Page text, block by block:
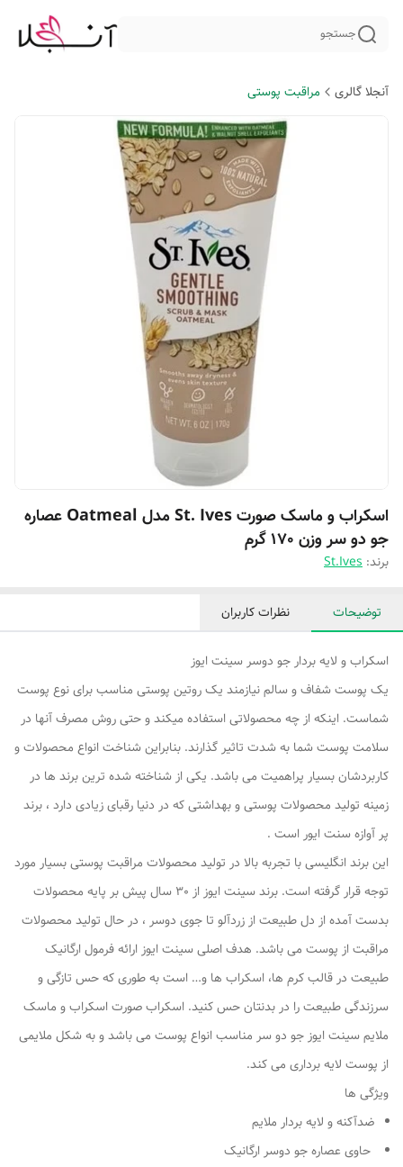
جستجو
آنجلا گالری مراقبت پوستی
اسکراب و ماسک صورت St. Ives مدل Oatmeal عصاره
جو دو سر وزن 170 گرم
برند: St.Ives
توضیحات نظرات کاربران
اسکراب و لایه بردار جو دوسر سینت ایوز
یک پوست شفاف و سالم نیازمند یک روتین پوستی مناسب برای نوع پوست
شماست. اینکه از چه محصولاتی استفاده میکند و حتی روش مصرف آنها در
سلامت پوست شما به شدت تاثیر گذارند. بنابراین شناخت انواع محصولات و
کاربردشان بسیار پراهمیت می باشد. یکی از شناخته شده ترین برند ها در
زمینه تولید محصولات پوستی و بهداشتی که در دنیا رقبای زیادی دارد ، برند
پر آوازه سنت ایور است .
این برند انگلیسی با تجربه بالا در تولید محصولات مراقبت پوستی بسیار مورد
توجه قرار گرفته است. برند سینت ایوز از 30 سال پیش بر پایه محصولات
بدست آمده از دل طبیعت از زردآلو تا جوی دوسر ، در حال تولید محصولات
مراقبت از پوست می باشد. هدف اصلی سینت ایوز ارائه فرمول ارگانیک
طبیعت در قالب کرم ها، اسکراب ها و… است به طوری که حس تازگی و
سرزندگی طبیعت را در بدنتان حس کنید. اسکراب صورت اسکراب و ماسک
ملایم سینت ایوز جو دو سر مناسب انواع پوست می باشد و به شکل ملایمی
از پوست لایه برداری می کند.
ویژگی ها
ضدآکنه و لایه بردار ملایم
حاوی عصاره جو دوسر ارگانیک